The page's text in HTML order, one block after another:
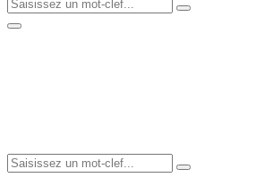
for:
Search
Primary
Search
for:
Search